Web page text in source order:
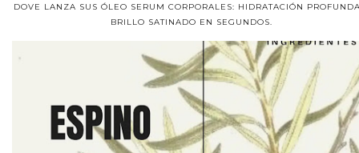
DOVE LANZA SUS ÓLEO SERUM CORPORALES: HIDRATACIÓN
BRILLO SATINADO EN SEGUNDOS.